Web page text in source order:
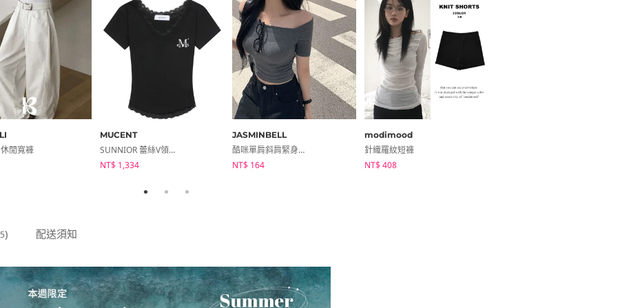
閒寬褲
MUCENT
SUNNIOR 蕾絲V領短袖T恤
NT$ 1,334
JASMINBELL
酷咪單肩斜肩緊身彈性基本純色羅紋短袖上衣
NT$ 164
modimood
針織羅紋短褲
NT$ 408
5) 配送須知